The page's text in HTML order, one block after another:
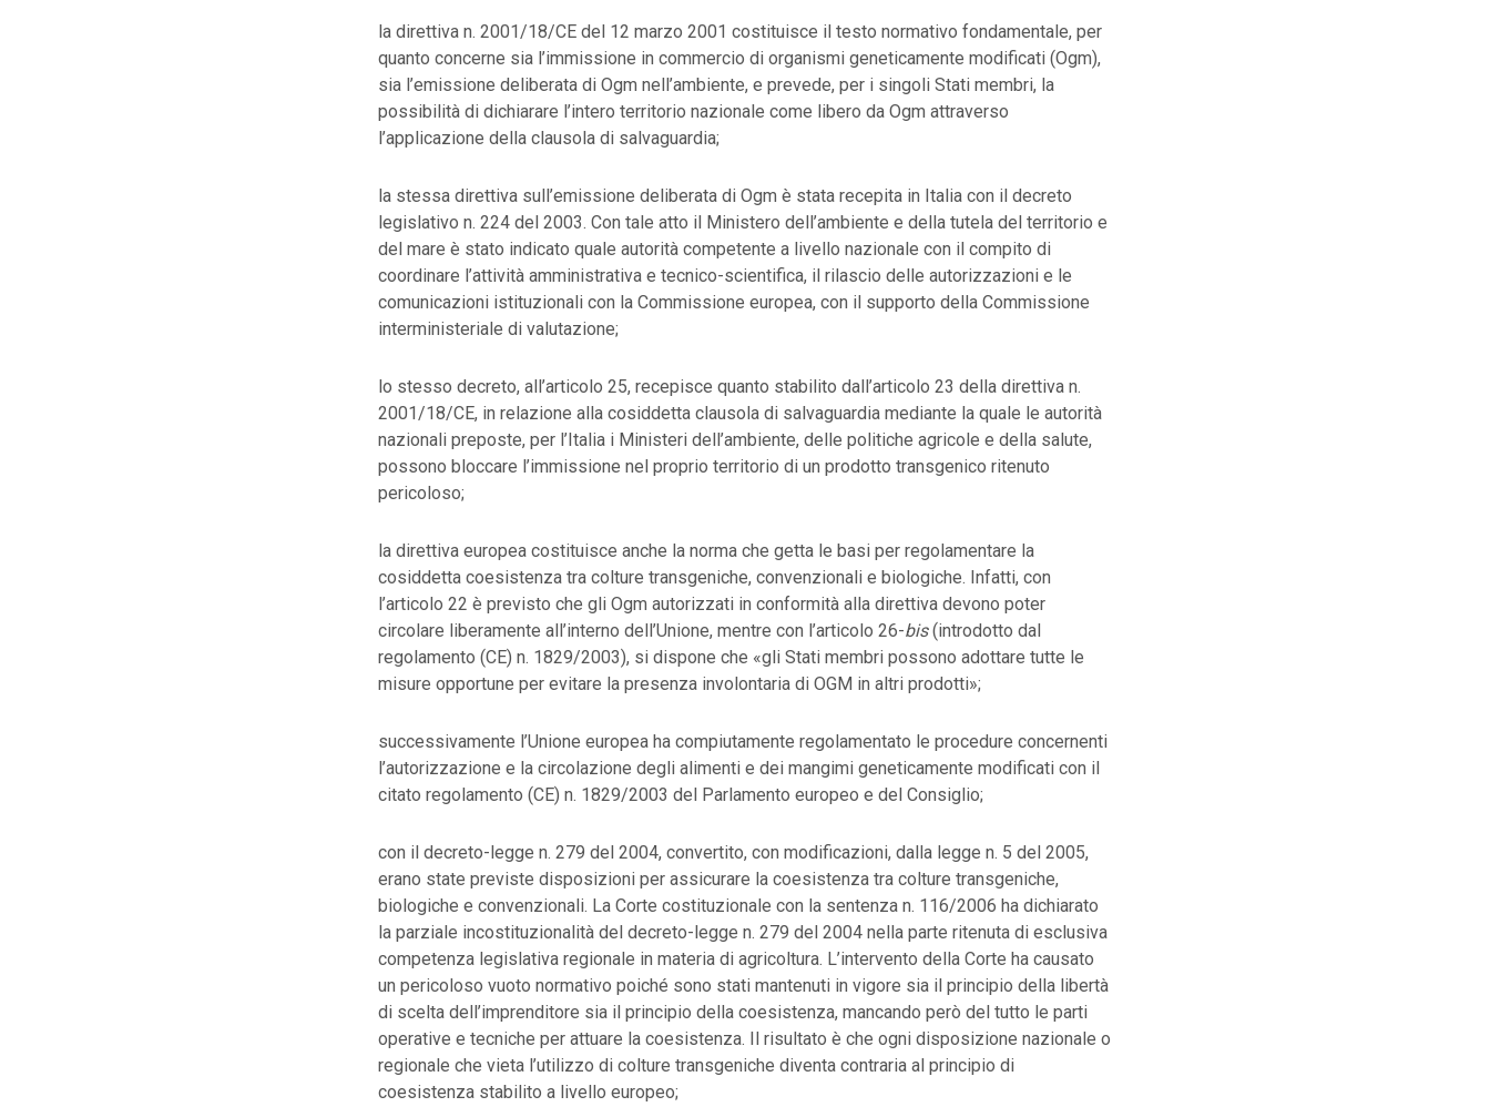
la direttiva n. 2001/18/CE del 12 marzo 2001 costituisce il testo normativo fondamentale, per
quanto concerne sia l’immissione in commercio di organismi geneticamente modificati (Ogm),
sia l’emissione deliberata di Ogm nell’ambiente, e prevede, per i singoli Stati membri, la
possibilità di dichiarare l’intero territorio nazionale come libero da Ogm attraverso
l’applicazione della clausola di salvaguardia;
la stessa direttiva sull’emissione deliberata di Ogm è stata recepita in Italia con il decreto
legislativo n. 224 del 2003. Con tale atto il Ministero dell’ambiente e della tutela del territorio e
del mare è stato indicato quale autorità competente a livello nazionale con il compito di
coordinare l’attività amministrativa e tecnico-scientifica, il rilascio delle autorizzazioni e le
comunicazioni istituzionali con la Commissione europea, con il supporto della Commissione
interministeriale di valutazione;
lo stesso decreto, all’articolo 25, recepisce quanto stabilito dall’articolo 23 della direttiva n.
2001/18/CE, in relazione alla cosiddetta clausola di salvaguardia mediante la quale le autorità
nazionali preposte, per l’Italia i Ministeri dell’ambiente, delle politiche agricole e della salute,
possono bloccare l’immissione nel proprio territorio di un prodotto transgenico ritenuto
pericoloso;
la direttiva europea costituisce anche la norma che getta le basi per regolamentare la
cosiddetta coesistenza tra colture transgeniche, convenzionali e biologiche. Infatti, con
l’articolo 22 è previsto che gli Ogm autorizzati in conformità alla direttiva devono poter
circolare liberamente all’interno dell’Unione, mentre con l’articolo 26-bis(introdotto dal
regolamento (CE) n. 1829/2003), si dispone che «gli Stati membri possono adottare tutte le
misure opportune per evitare la presenza involontaria di OGM in altri prodotti»;
successivamente l’Unione europea ha compiutamente regolamentato le procedure concernenti
l’autorizzazione e la circolazione degli alimenti e dei mangimi geneticamente modificati con il
citato regolamento (CE) n. 1829/2003 del Parlamento europeo e del Consiglio;
con il decreto-legge n. 279 del 2004, convertito, con modificazioni, dalla legge n. 5 del 2005,
erano state previste disposizioni per assicurare la coesistenza tra colture transgeniche,
biologiche e convenzionali. La Corte costituzionale con la sentenza n. 116/2006 ha dichiarato
la parziale incostituzionalità del decreto-legge n. 279 del 2004 nella parte ritenuta di esclusiva
competenza legislativa regionale in materia di agricoltura. L’intervento della Corte ha causato
un pericoloso vuoto normativo poiché sono stati mantenuti in vigore sia il principio della libertà
di scelta dell’imprenditore sia il principio della coesistenza, mancando però del tutto le parti
operative e tecniche per attuare la coesistenza. Il risultato è che ogni disposizione nazionale o
regionale che vieta l’utilizzo di colture transgeniche diventa contraria al principio di
coesistenza stabilito a livello europeo;